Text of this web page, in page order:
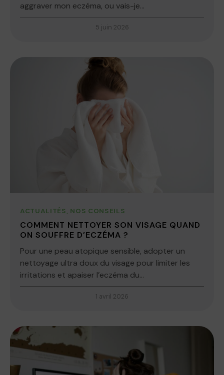
aggraver mon eczéma, ou vais-je...
5 juin 2026
ACTUALITÉS, NOS CONSEILS
COMMENT NETTOYER SON VISAGE QUAND
ON SOUFFRE D’ECZÉMA ?
Pour une peau atopique sensible, adopter un
nettoyage ultra doux du visage pour limiter les
irritations et apaiser l’eczéma du...
1 avril 2026